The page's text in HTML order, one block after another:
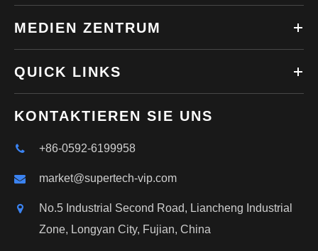
MEDIEN ZENTRUM
QUICK LINKS
KONTAKTIEREN SIE UNS
+86-0592-6199958
market@supertech-vip.com
No.5 Industrial Second Road, Liancheng Industrial
Zone, Longyan City, Fujian, China